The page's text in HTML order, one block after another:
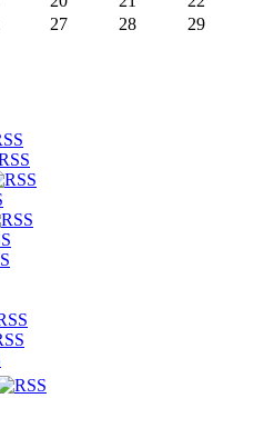
27 28
29